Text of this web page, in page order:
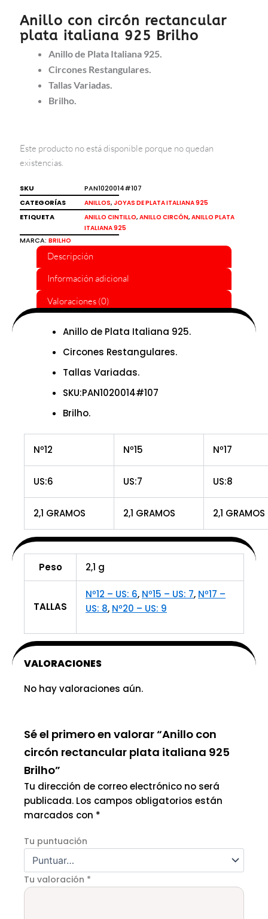
Anillo con circón rectancular
plata italiana 925 Brilho
Anillo de Plata Italiana 925.
Circones Restangulares.
Tallas Variadas.
Brilho.
Este producto no está disponible porque no quedan
existencias.
SKU
PAN1020014#107
CATEGORÍAS
ANILLOS, JOYAS DE PLATA ITALIANA 925
ETIQUETA ANILLO CINTILLO, ANILLO CIRCÓN, ANILLO PLATA
ITALIANA 925
MARCA: BRILHO
Descripción
Información adicional
Valoraciones (0)
Anillo de Plata Italiana 925.
Circones Restangulares.
Tallas Variadas.
SKU:PAN1020014#107
Brilho.
Nº12 Nº15 Nº17
US:6 US:7 US:8
2,1 GRAMOS 2,1 GRAMOS 2,1 GRAMOS
Peso 2,1 g
TALLAS
Nº12 – US: 6, Nº15 – US: 7, Nº17 –
US: 8, Nº20 – US: 9
VALORACIONES
No hay valoraciones aún.
Sé el primero en valorar “Anillo con
circón rectancular plata italiana 925
Brilho”
Tu dirección de correo electrónico no será
publicada. Los campos obligatorios están
marcados con *
Tu puntuación
Tu valoración *